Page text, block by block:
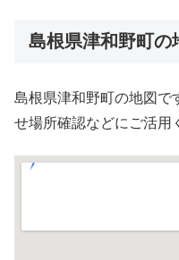
島根県津和野町の
島根県津和野町の地図で
せ場所確認などにご活用